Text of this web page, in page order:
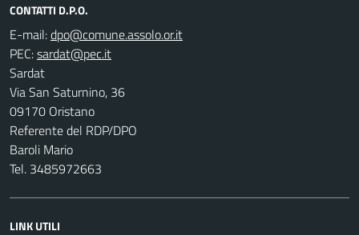
CONTATTI D.P.O.
E-mail:
PEC:
Sardat
Via San Saturnino, 36
09170 Oristano
Referente del RDP/DPO
Baroli Mario
Tel. 3485972663
LINK UTILI